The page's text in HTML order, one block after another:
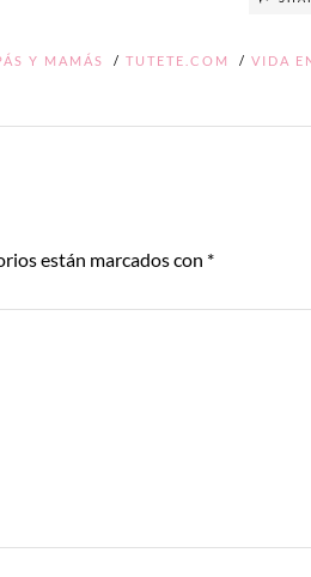
Y MAMÁS / TUTETE.COM / VIDA
están marcados con *